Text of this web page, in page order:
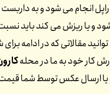
انجام می شود و به
و یا ریزش می کند باید
مقالاتی که در ادامه برای
کار خود به ما در محله
و یا ارسال عکس توسط شما